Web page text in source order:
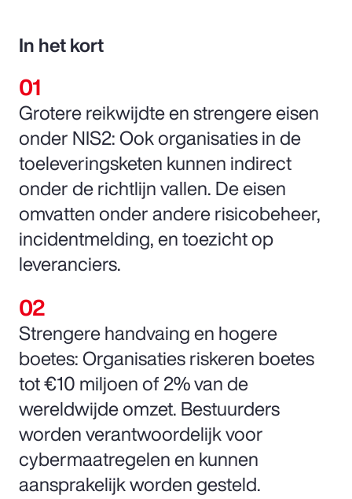
In het kort
Grotere reikwijdte en strengere eisen
onder NIS2: Ook organisaties in de
toeleveringsketen kunnen indirect
onder de richtlijn vallen. De eisen
omvatten onder andere risicobeheer,
incidentmelding, en toezicht op
leveranciers.
Strengere handvaing en hogere
boetes: Organisaties riskeren boetes
tot €10 miljoen of 2% van de
wereldwijde omzet. Bestuurders
worden verantwoordelijk voor
cybermaatregelen en kunnen
aansprakelijk worden gesteld.